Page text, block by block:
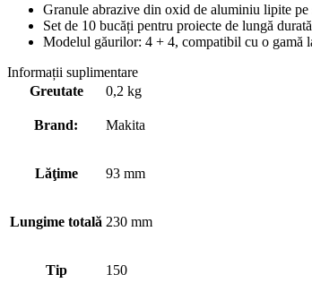
Granule abrazive din oxid de aluminiu lipite pe
Set de 10 bucăți pentru proiecte de lungă
Modelul găurilor: 4 + 4, compatibil cu o gamă
Informații suplimentare
Greutate
0,2 kg
Brand: Makita
Lăţime 93 mm
Lungime totală 230 mm
Tip 150